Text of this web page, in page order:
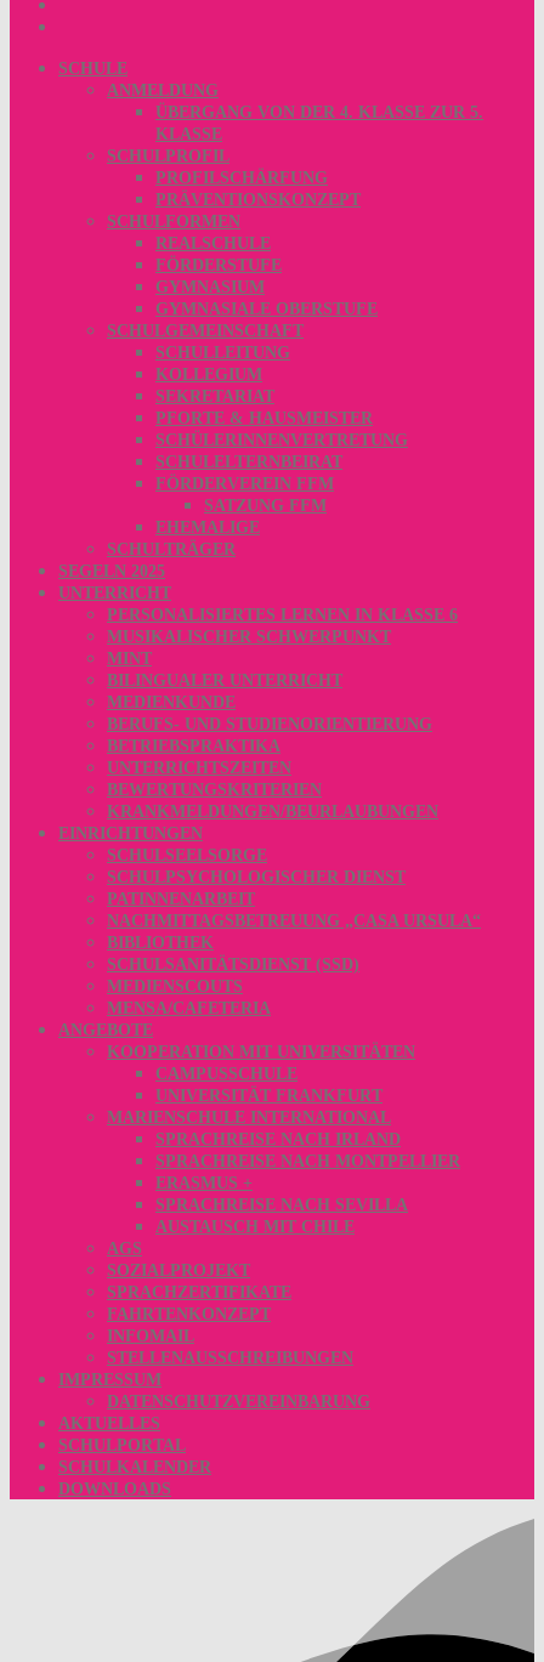
SCHULE
ANMELDUNG
ÜBERGANG VON DER 4. KLASSE ZUR 5.
KLASSE
SCHULPROFIL
PROFILSCHÄRFUNG
PRÄVENTIONSKONZEPT
SCHULFORMEN
REALSCHULE
FÖRDERSTUFE
GYMNASIUM
GYMNASIALE OBERSTUFE
SCHULGEMEINSCHAFT
SCHULLEITUNG
KOLLEGIUM
SEKRETARIAT
PFORTE & HAUSMEISTER
SCHÜLERINNENVERTRETUNG
SCHULELTERNBEIRAT
FÖRDERVEREIN FFM
SATZUNG FFM
EHEMALIGE
SCHULTRÄGER
SEGELN 2025
UNTERRICHT
PERSONALISIERTES LERNEN IN KLASSE 6
MUSIKALISCHER SCHWERPUNKT
MINT
BILINGUALER UNTERRICHT
MEDIENKUNDE
BERUFS- UND STUDIENORIENTIERUNG
BETRIEBSPRAKTIKA
UNTERRICHTSZEITEN
BEWERTUNGSKRITERIEN
KRANKMELDUNGEN/BEURLAUBUNGEN
EINRICHTUNGEN
SCHULSEELSORGE
SCHULPSYCHOLOGISCHER DIENST
PATINNENARBEIT
NACHMITTAGSBETREUUNG „CASA URSULA“
BIBLIOTHEK
SCHULSANITÄTSDIENST (SSD)
MEDIENSCOUTS
MENSA/CAFETERIA
ANGEBOTE
KOOPERATION MIT UNIVERSITÄTEN
CAMPUSSCHULE
UNIVERSITÄT FRANKFURT
MARIENSCHULE INTERNATIONAL
SPRACHREISE NACH IRLAND
SPRACHREISE NACH MONTPELLIER
ERASMUS +
SPRACHREISE NACH SEVILLA
AUSTAUSCH MIT CHILE
AGS
SOZIALPROJEKT
SPRACHZERTIFIKATE
FAHRTENKONZEPT
INFOMAIL
STELLENAUSSCHREIBUNGEN
IMPRESSUM
DATENSCHUTZVEREINBARUNG
AKTUELLES
SCHULPORTAL
SCHULKALENDER
DOWNLOADS